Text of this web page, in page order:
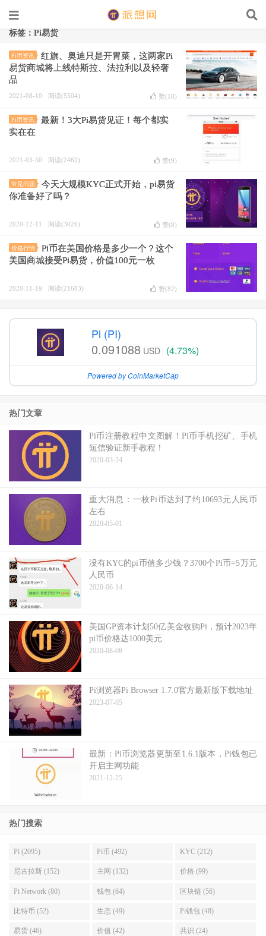
标签：Pi易货
Pi币资讯
红旗、奥迪只是开胃菜，这两家Pi
易货商城将上线特斯拉、法拉利以及轻奢
品
2021-08-10 阅读(5504) 赞(18)
Pi币资讯
最新！3大Pi易货见证！每个都实
实在在
2021-03-30 阅读(2462) 赞(9)
常见问题
今天大规模KYC正式开始，pi易货
你准备好了吗？
2020-12-11 阅读(3026) 赞(8)
价格行情
Pi币在美国价格是多少一个？这个
美国商城接受Pi易货，价值100元一枚
2020-11-19 阅读(21683) 赞(82)
Pi (PI)
0.091088 USD (4.73%)
Powered by CoinMarketCap
热门文章
Pi币注册教程中文图解！Pi币手机挖矿、手机
短信验证新手教程！
2020-03-24
重大消息：一枚Pi币达到了约10693元人民币
左右
2020-05-01
没有KYC的pi币值多少钱？3700个Pi币=5万元
人民币
2020-06-14
美国GP资本计划50亿美金收购Pi，预计2023年
pi币价格达1000美元
2020-08-08
Pi浏览器Pi Browser 1.7.0官方最新版下载地址
2023-07-05
最新：Pi币浏览器更新至1.6.1版本，Pi钱包已
开启主网功能
2021-12-25
热门搜索
Pi (2095) Pi币 (492) KYC (212)
尼古拉斯 (152) 主网 (132) 价格 (99)
Pi Network (80) 钱包 (64) 区块链 (56)
比特币 (52) 生态 (49) Pi钱包 (48)
易货 (46) 价值 (42) 共识 (24)